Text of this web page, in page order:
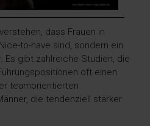
dass Frauen in
to-have sind, sondern ein
Es gibt zahlreiche Studien, die
oft einen
teamorientierten
die tendenziell stärker